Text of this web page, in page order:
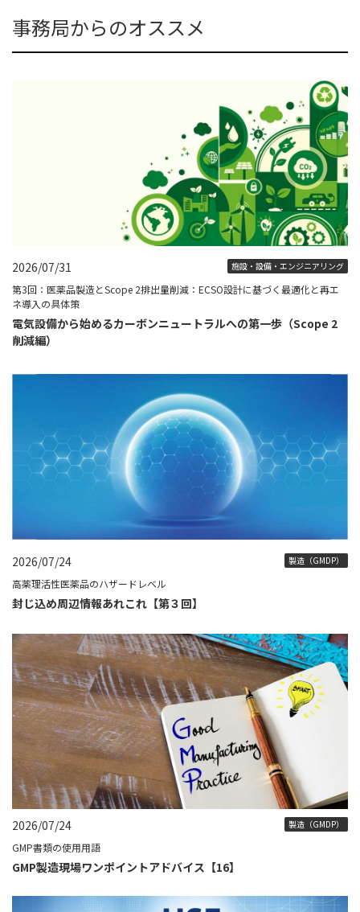
事務局からのオススメ
2026/07/31 施設・設備・エンジニアリング
第3回：医薬品製造とScope 2排出量削減：ECSO設計に基づく最適化と再エ
ネ導入の具体策
電気設備から始めるカーボンニュートラルへの第一歩（Scope 2
削減編）
2026/07/24 製造（GMDP）
高薬理活性医薬品のハザードレベル
封じ込め周辺情報あれこれ【第３回】
2026/07/24 製造（GMDP）
GMP書類の使用用語
GMP製造現場ワンポイントアドバイス【16】